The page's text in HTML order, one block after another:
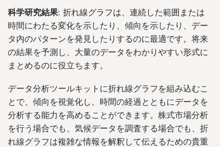
科学研究結果: 折れ線グラフは、連続した範囲または
時間にわたる変化を示したり、傾向を示したり、デー
タ内のパターンを発見したりするのに最適です。将来
の結果を予測し、大量のデータをわかりやすい形式に
まとめるのに役立ちます。
データ分析ツールキットに折れ線グラフを組み込むこ
とで、傾向を視覚化し、時間の経過とともにデータを
分析する能力を高めることができます。株式市場分析
を行う場合でも、気候データを調査する場合でも、折
れ線グラフは複雑な情報を解釈して伝えるための貴重